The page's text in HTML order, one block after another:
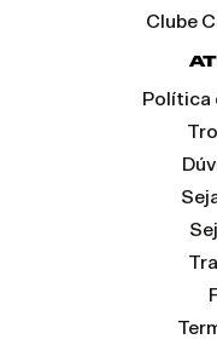
Clube
Política